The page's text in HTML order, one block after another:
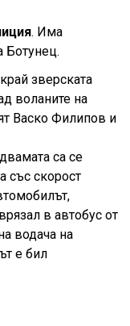
. Има
Ботунец.
зверската
воланите на
Васко Филипов и
са се
със скорост
в автобус от
водача на
е бил